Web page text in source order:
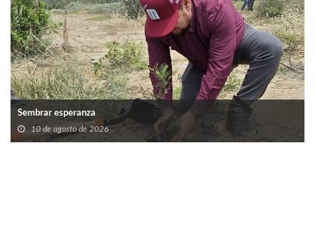
Sembrar esperanza
10 de agosto de 2026